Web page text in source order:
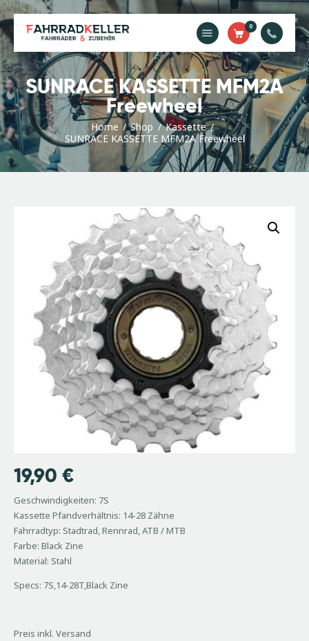
0
SUNRACE KASSETTE MFM2A
Freewheel
Home Shop
Kassette
SUNRACE KASSETTE MFM2A Freewheel
Home
Unsere
Dienstleistungen
Shop
Kontakt
Impressum
19,90 €
Geschwindigkeiten: 7S
Kassette Pfandverhältnis: 14-28 Zähne
Fahrradtyp: Stadtrad, Rennrad, ATB / MTB
Farbe: Black Zine
Material: Stahl
Specs: 7S,14-28T,Black Zine
Preis inkl. Versand